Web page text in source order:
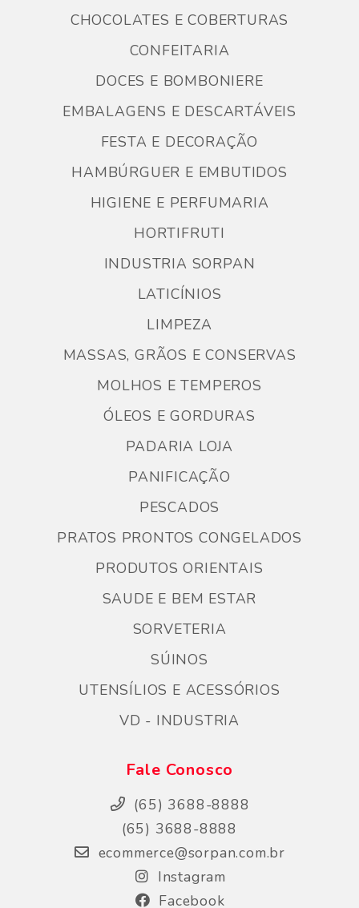
CHOCOLATES E COBERTURAS
CONFEITARIA
DOCES E BOMBONIERE
EMBALAGENS E DESCARTÁVEIS
FESTA E DECORAÇÃO
HAMBÚRGUER E EMBUTIDOS
HIGIENE E PERFUMARIA
HORTIFRUTI
INDUSTRIA SORPAN
LATICÍNIOS
LIMPEZA
MASSAS, GRÃOS E CONSERVAS
MOLHOS E TEMPEROS
ÓLEOS E GORDURAS
PADARIA LOJA
PANIFICAÇÃO
PESCADOS
PRATOS PRONTOS CONGELADOS
PRODUTOS ORIENTAIS
SAUDE E BEM ESTAR
SORVETERIA
SÚINOS
UTENSÍLIOS E ACESSÓRIOS
VD - INDUSTRIA
Fale Conosco
(65) 3688-8888
(65) 3688-8888
ecommerce@sorpan.com.br
Instagram
Facebook